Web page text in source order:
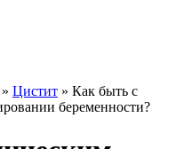
» Цистит » Как быть с
беременности?